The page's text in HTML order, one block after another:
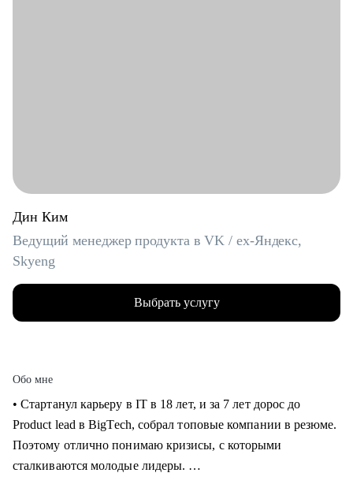
Дин Ким
Ведущий менеджер продукта в VK / ex-Яндекс,
Skyeng
Выбрать услугу
Обо мне
• Стартанул карьеру в IT в 18 лет, и за 7 лет дорос до
Product lead в BigTech, собрал топовые компании в резюме.
Поэтому отлично понимаю кризисы, с которыми
сталкиваются молодые лидеры.